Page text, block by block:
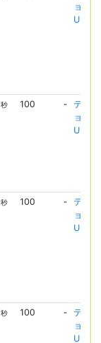
ョン
UPLV.1
秒 100 -
テンシ
ョン
UPLV.1
秒 100 -
テンシ
ョン
UPLV.1
秒 100 -
テンシ
ョン
UPLV.1